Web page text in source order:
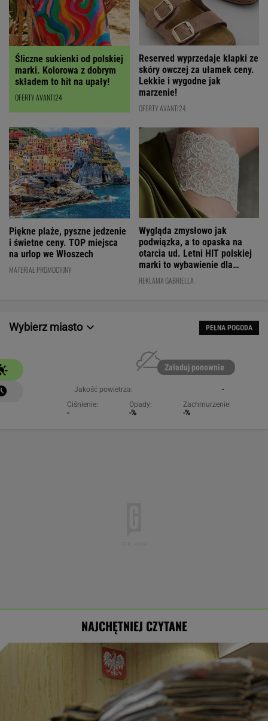
Śliczne sukienki od polskiej
marki. Kolorowa z dobrym
składem to hit na upały!
OFERTY AVANTI24
Reserved wyprzedaje klapki ze
skóry owczej za ułamek ceny.
Lekkie i wygodne jak
marzenie!
OFERTY AVANTI24
Piękne plaże, pyszne jedzenie
i świetne ceny. TOP miejsca
na urlop we Włoszech
MATERIAŁ PROMOCYJNY
Wygląda zmysłowo jak
podwiązka, a to opaska na
otarcia ud. Letni HIT polskiej
marki to wybawienie dla
kobiet!
REKLAMA GABRIELLA
Wybierz miasto PEŁNA POGODA
Załaduj ponownie
Jakość powietrza:
-
Ciśnienie:
-
Opady:
-%
Zachmurzenie:
-%
NAJCHĘTNIEJ CZYTANE